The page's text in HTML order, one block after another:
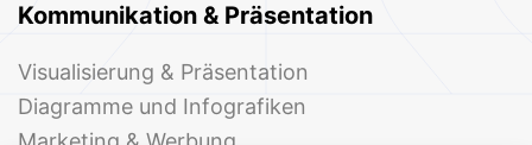
Kommunikation & Präsentation
Visualisierung & Präsentation
Diagramme und Infografiken